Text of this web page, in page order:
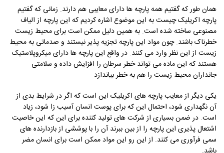
همان طور که گفتیم همه پارچه ها دارای معایبی هم دارند. زمانی که گفتیم
پارچه اکریلیک چیست به این موضوع اشاره کردیم که این پارچه از الیاف
مصنوعی ساخته شده است. به همین دلیل ممکن است برای محیط زیست
خطرناک باشند. چون مواد این پارچه تجزیه پذیر نیستند و صدماتی به محیط
زیست از این نظر وارد می کنند. در واقع این پارچه ها دارای میکروپلاستیک
هستند که این ماده می تواند خطر سرطان را افزایش داده و سلامتی
جانداران محیط زیست را هم به خطر بیاندازد.
یکی دیگر از معایب پارچه های اکریلیک این است که اگر در شرایط بدی از
آن نگهداری شود، احتمال این که برای پوست انسان آسیب زا شود، زیاد
است. در ضمن بسیاری از شرکت های تولید کننده برای این که این خاصیت
اشتعال پذیری این پارچه را از بین ببرند آن را با پوششی از بازدارنده های
سمی فرآوری می کنند. از این رو این مواد ممکن است برای انسان مضر